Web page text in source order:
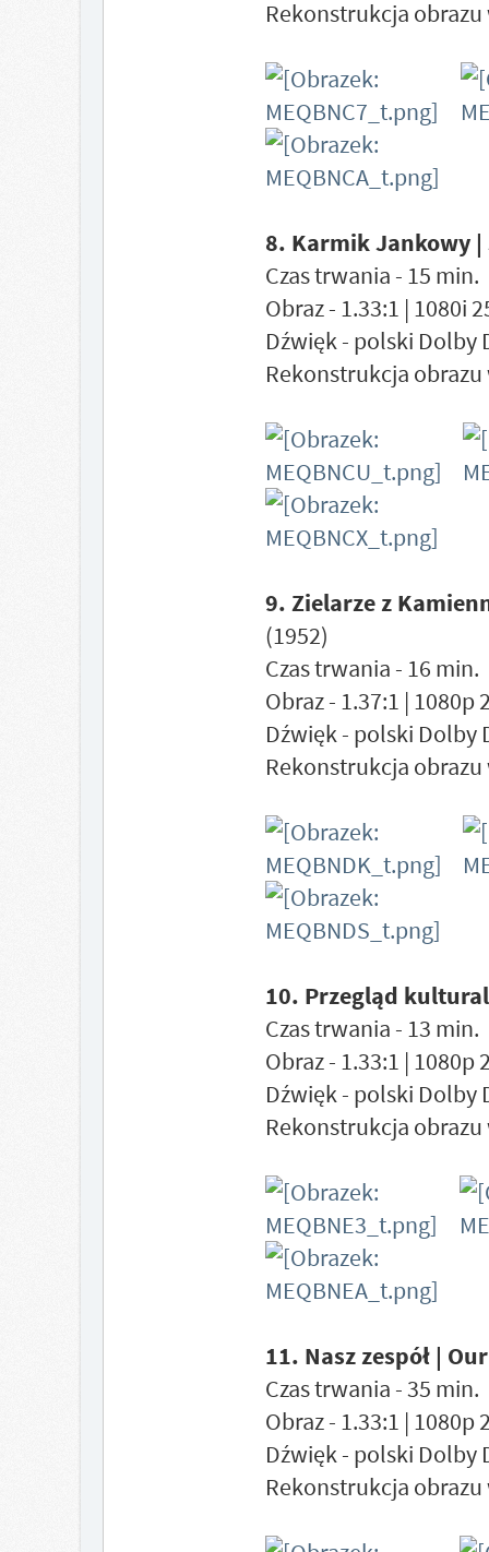
Rekonstrukcja obrazu
8. Karmik Jankowy |
Czas trwania - 15 min.
Obraz - 1.33:1 | 1080i
Dźwięk - polski Dolby
Rekonstrukcja obrazu
9. Zielarze z
(1952)
Czas trwania - 16 min.
Obraz - 1.37:1 | 1080p
Dźwięk - polski Dolby
Rekonstrukcja obrazu
10. Przegląd
Czas trwania - 13 min.
Obraz - 1.33:1 | 1080p
Dźwięk - polski Dolby
Rekonstrukcja obrazu
11. Nasz zespół |
Czas trwania - 35 min.
Obraz - 1.33:1 | 1080p
Dźwięk - polski Dolby
Rekonstrukcja obrazu